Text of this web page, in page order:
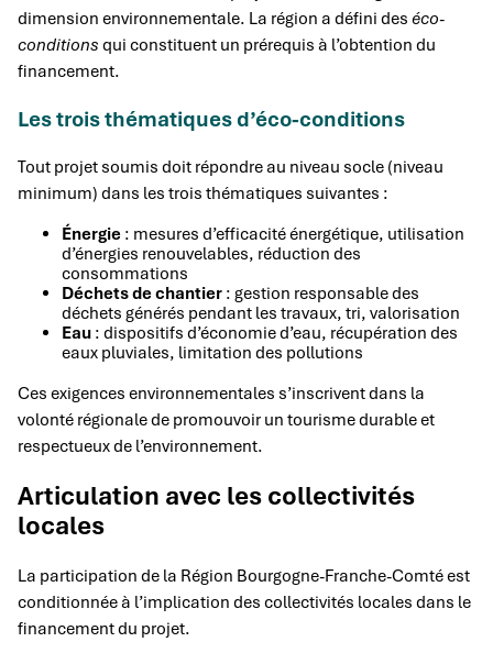
dimension environnementale. La région a défini des éco-
conditions qui constituent un prérequis à l’obtention du
financement.
Les trois thématiques d’éco-conditions
Tout projet soumis doit répondre au niveau socle (niveau
minimum) dans les trois thématiques suivantes :
Énergie : mesures d’efficacité énergétique, utilisation
d’énergies renouvelables, réduction des
consommations
Déchets de chantier : gestion responsable des
déchets générés pendant les travaux, tri, valorisation
Eau : dispositifs d’économie d’eau, récupération des
eaux pluviales, limitation des pollutions
Ces exigences environnementales s’inscrivent dans la
volonté régionale de promouvoir un tourisme durable et
respectueux de l’environnement.
Articulation avec les collectivités
locales
La participation de la Région Bourgogne-Franche-Comté est
conditionnée à l’implication des collectivités locales dans le
financement du projet.